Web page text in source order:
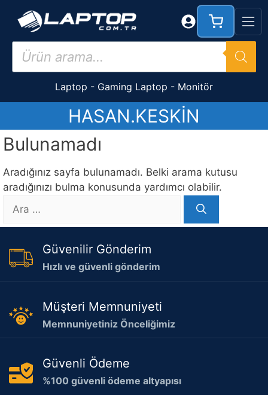
Products
search
Laptop - Gaming Laptop - Monitör
HASAN.KESKIN
Bulunamadı
Aradığınız sayfa bulunamadı. Belki arama kutusu
aradığınızı bulma konusunda yardımcı olabilir.
için
Güvenilir Gönderim
Hızlı ve güvenli gönderim
Müşteri Memnuniyeti
Memnuniyetiniz Önceliğimiz
Güvenli Ödeme
%100 güvenli ödeme altyapısı